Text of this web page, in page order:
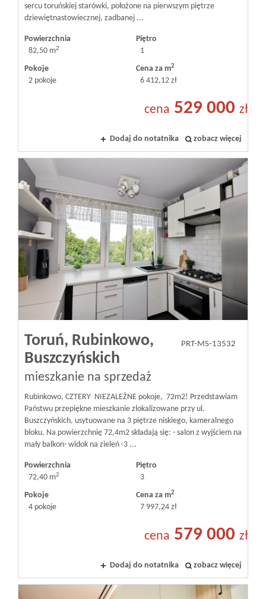
sercu toruńskiej starówki, położone na pierwszym piętrze
dziewiętnastowiecznej, zadbanej ...
Powierzchnia
82,50 m2
Piętro
1
Pokoje
2 pokoje
Cena za m2
6 412,12 zł
cena 529 000 zł
Dodaj do notatnika zobacz więcej
Toruń, Rubinkowo,
Buszczyńskich
mieszkanie na sprzedaż
PRT-MS-13532
Rubinkowo, CZTERY NIEZALEŻNE pokoje, 72m2! Przedstawiam
Państwu przepiękne mieszkanie zlokalizowane przy ul.
Buszczyńskich, usytuowane na 3 piętrze niskiego, kameralnego
bloku. Na powierzchnię 72,4m2 składają się: - salon z wyjściem na
mały balkon- widok na zieleń -3 ...
Powierzchnia
72,40 m2
Piętro
3
Pokoje
4 pokoje
Cena za m2
7 997,24 zł
cena 579 000 zł
Dodaj do notatnika zobacz więcej